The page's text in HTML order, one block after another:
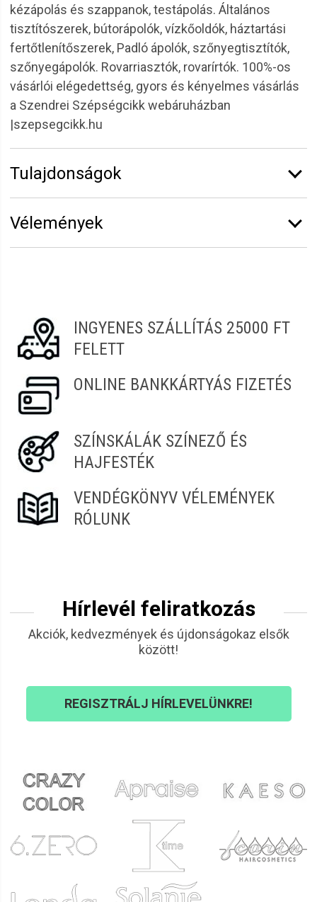
kézápolás és szappanok, testápolás. Általános
tisztítószerek, bútorápolók, vízkőoldók, háztartási
fertőtlenítőszerek, Padló ápolók, szőnyegtisztítók,
szőnyegápolók. Rovarriasztók, rovarírtók. 100%-os
vásárlói elégedettség, gyors és kényelmes vásárlás
a Szendrei Szépségcikk webáruházban
|szepsegcikk.hu
Tulajdonságok
Kiszerelés:
Vélemények
INGYENES SZÁLLÍTÁS 25000 FT
FELETT
ONLINE BANKKÁRTYÁS FIZETÉS
SZÍNSKÁLÁK SZÍNEZŐ ÉS
HAJFESTÉK
VENDÉGKÖNYV VÉLEMÉNYEK
RÓLUNK
Hírlevél feliratkozás
Akciók, kedvezmények és újdonságokaz elsők
között!
REGISZTRÁLJ HÍRLEVELÜNKRE!